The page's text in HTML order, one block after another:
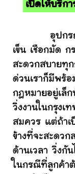
เปิดให้บริก
อุปกรณ์ในก
เข็น เชือกมัด
สะดวกสบายทุ
ด่วนเราก็มีพร้อ
กฎหมายอยู่เล็
วิ่งงานในกรุงเ
สมควร แต่ถ้าเ
ข้างที่จะสะดวก
ด้านเวลา วิ่งกั
ในกรณีที่ลูกค้า